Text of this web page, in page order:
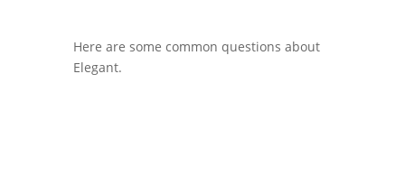
Here are some common questions about
Elegant.